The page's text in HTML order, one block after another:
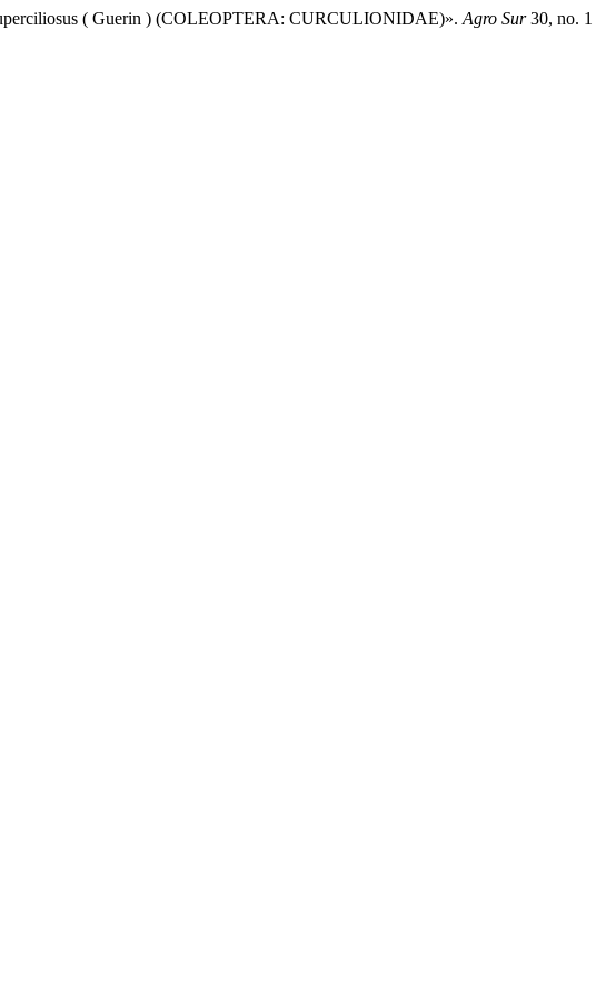
( Guerin ) (COLEOPTERA: CURCULIONIDAE)». Agro Sur30, no. 1